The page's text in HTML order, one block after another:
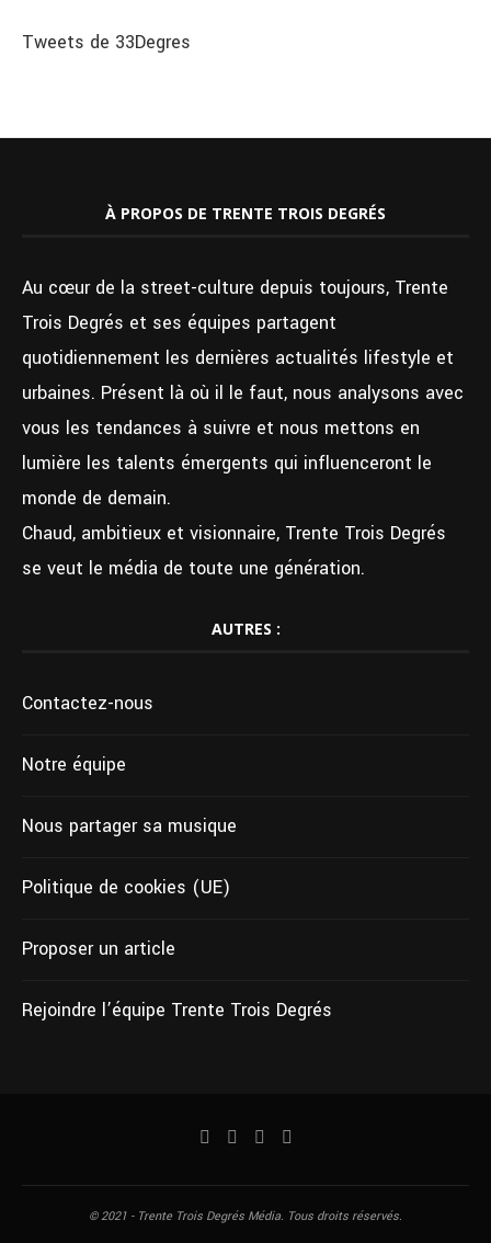
Tweets de 33Degres
À PROPOS DE TRENTE TROIS DEGRÉS
Au cœur de la street-culture depuis toujours, Trente
Trois Degrés et ses équipes partagent
quotidiennement les dernières actualités lifestyle et
urbaines. Présent là où il le faut, nous analysons avec
vous les tendances à suivre et nous mettons en
lumière les talents émergents qui influenceront le
monde de demain.
Chaud, ambitieux et visionnaire, Trente Trois Degrés
se veut le média de toute une génération.
AUTRES :
Contactez-nous
Notre équipe
Nous partager sa musique
Politique de cookies (UE)
Proposer un article
Rejoindre l’équipe Trente Trois Degrés
© 2021 - Trente Trois Degrés Média. Tous droits réservés.